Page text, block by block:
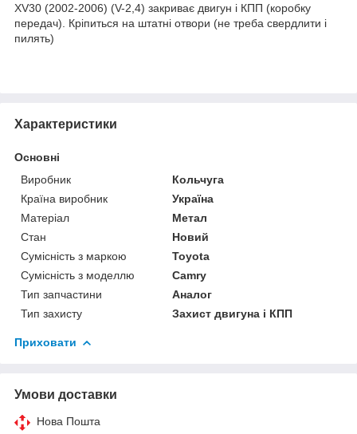
XV30 (2002-2006) (V-2,4) закриває двигун і КПП (коробку
передач). Кріпиться на штатні отвори (не треба свердлити і
пилять)
Характеристики
Основні
Виробник
Кольчуга
Країна виробник
Україна
Матеріал
Метал
Стан
Новий
Сумісність з маркою
Toyota
Сумісність з моделлю
Camry
Тип запчастини
Аналог
Тип захисту
Захист двигуна і КПП
Приховати
Умови доставки
Нова Пошта